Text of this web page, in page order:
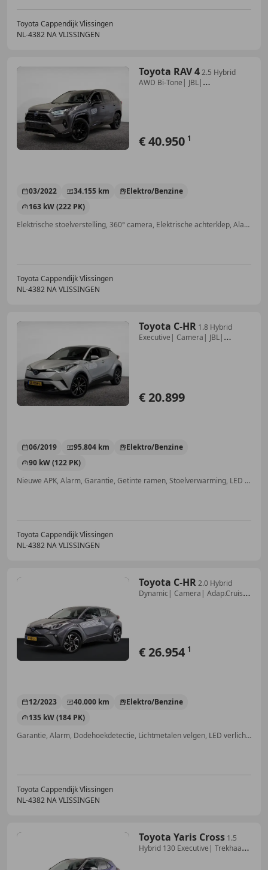
Toyota Cappendijk Vlissingen
NL-4382 NA VLISSINGEN
Toyota RAV 42.5 Hybrid
AWD Bi-Tone| JBL|
€ 40.950 1
03/2022 34.155 km
Elektro/Benzine
163 kW (222 PK)
Elektrische stoelverstelling, 360° camera, Elektrische achterklep, Alarm, Stoelverwarming, Getinte ramen, Inductieladen voor smartphones, Elektrische ramen
Toyota Cappendijk Vlissingen
NL-4382 NA VLISSINGEN
Toyota C-HR 1.8 Hybrid
Executive| Camera| JBL|
€ 20.899
06/2019 95.804 km
Elektro/Benzine
90 kW (122 PK)
Nieuwe APK, Alarm, Garantie, Getinte ramen, Stoelverwarming, LED verlichting, Lendensteun, Adaptieve Cruise Control
Toyota Cappendijk Vlissingen
NL-4382 NA VLISSINGEN
Toyota C-HR2.0 Hybrid
Dynamic| Camera| Adap.Cruise|
€ 26.954 1
12/2023 40.000 km
Elektro/Benzine
135 kW (184 PK)
Garantie, Alarm, Dodehoekdetectie, Lichtmetalen velgen, LED verlichting, Airbag bestuurder, Zij-airbags, Keyless Entry
Toyota Cappendijk Vlissingen
NL-4382 NA VLISSINGEN
Toyota Yaris Cross 1.5
Hybrid 130 Executive| Trekhaak|